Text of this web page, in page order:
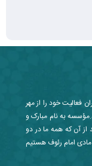
فعالیت خود را از مهر
به نام مبارک و
آن که همه ما در دو
مادی امام رئوف هستیم